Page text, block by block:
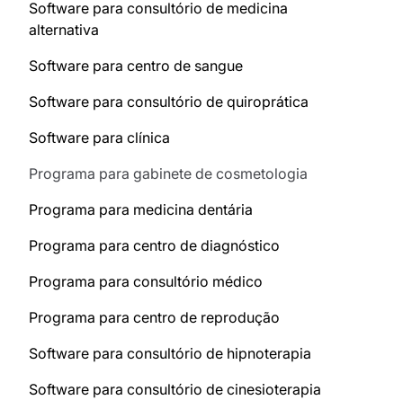
Software para consultório de medicina
alternativa
Software para centro de sangue
Software para consultório de quiroprática
Software para clínica
Programa para gabinete de cosmetologia
Programa para medicina dentária
Programa para centro de diagnóstico
Programa para consultório médico
Programa para centro de reprodução
Software para consultório de hipnoterapia
Software para consultório de cinesioterapia